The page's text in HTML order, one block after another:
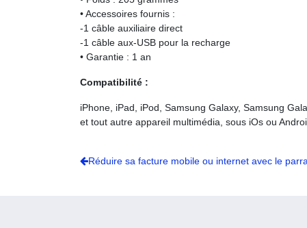
• Accessoires fournis :
-1 câble auxiliaire direct
-1 câble aux-USB pour la recharge
• Garantie : 1 an
Compatibilité :
iPhone, iPad, iPod, Samsung Galaxy, Samsung
et tout autre appareil multimédia, sous iOs ou
Réduire sa facture mobile ou internet avec le